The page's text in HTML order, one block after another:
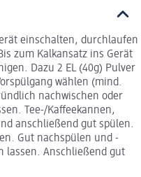
einschalten, durchlaufen
zum Kalkansatz ins Gerät
Dazu 2 EL (40g) Pulver
wählen (mind.
nachwischen oder
Tee-/Kaffeekannen,
anschließend gut spülen.
Gut nachspülen und -
lassen. Anschließend gut